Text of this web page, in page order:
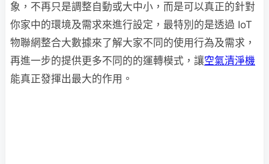
象，不再只是調整自動或大中小，而是可以真正的針對
你家中的環境及需求來進行設定，最特別的是透過 IoT
物聯網整合大數據來了解大家不同的使用行為及需求，
再進一步的提供更多不同的的運轉模式，讓空氣清淨機
能真正發揮出最大的作用。